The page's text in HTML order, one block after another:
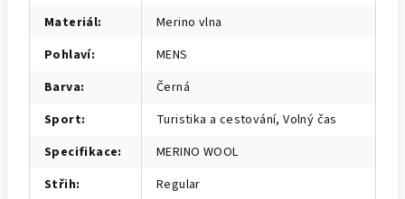
Materiál:
Merino vlna
Pohlaví:
MENS
Barva:
Černá
Sport:
Turistika a cestování, Volný čas
Specifikace:
MERINO WOOL
Střih:
Regular